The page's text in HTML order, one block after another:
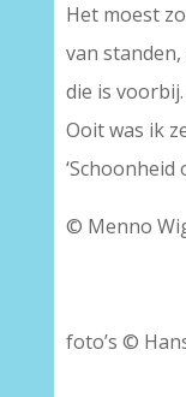
Het moest
van
die is
Ooit was ik
‘Schoonheid
© Menno
foto’s ©